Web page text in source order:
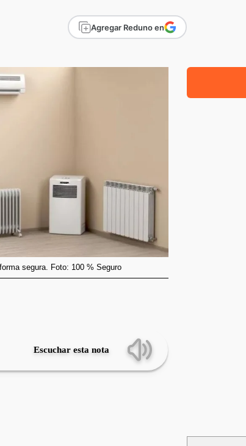
Agregar Reduno en
segura. Foto: 100 % Seguro
Escuchar esta nota